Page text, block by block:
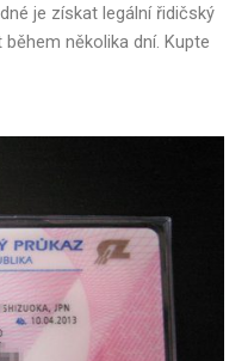
je získat legální řidičský
několika dní. Kupte